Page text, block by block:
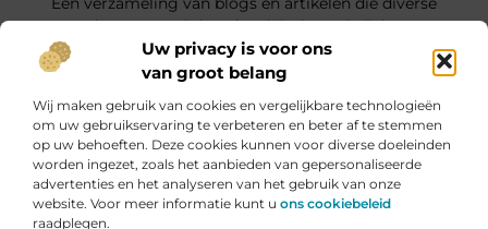
Uw privacy is voor ons
van groot belang
Wij maken gebruik van cookies en vergelijkbare technologieën
om uw gebruikservaring te verbeteren en beter af te stemmen
op uw behoeften. Deze cookies kunnen voor diverse doeleinden
worden ingezet, zoals het aanbieden van gepersonaliseerde
advertenties en het analyseren van het gebruik van onze
website. Voor meer informatie kunt u ons cookiebeleid
raadplegen.
onderwerpen uit het dagelijks leven belichten.
Onze informatie
Bericht categorie